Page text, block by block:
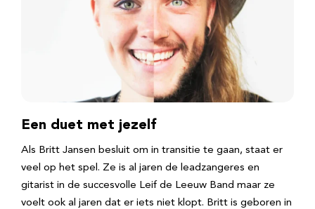
Een duet met jezelf
Als Britt Jansen besluit om in transitie te gaan, staat er
veel op het spel. Ze is al jaren de leadzangeres en
gitarist in de succesvolle Leif de Leeuw Band maar ze
voelt ook al jaren dat er iets niet klopt. Britt is geboren in